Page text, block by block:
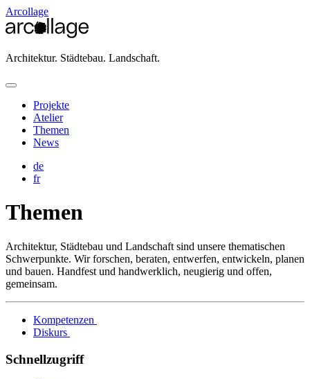
Arcollage
Architektur. Städtebau. Landschaft.
Projekte
Atelier
Themen
News
de
fr
Themen
Architektur, Städtebau und Landschaft sind unsere thematischen
Schwerpunkte. Wir forschen, beraten, entwerfen, entwickeln, planen
und bauen. Handfest und handwerklich, neugierig und offen,
gemeinsam.
Kompetenzen
Diskurs
Schnellzugriff